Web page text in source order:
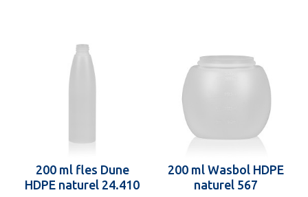
200 ml fles Dune
HDPE naturel 24.410
200 ml Wasbol HDPE
naturel 567